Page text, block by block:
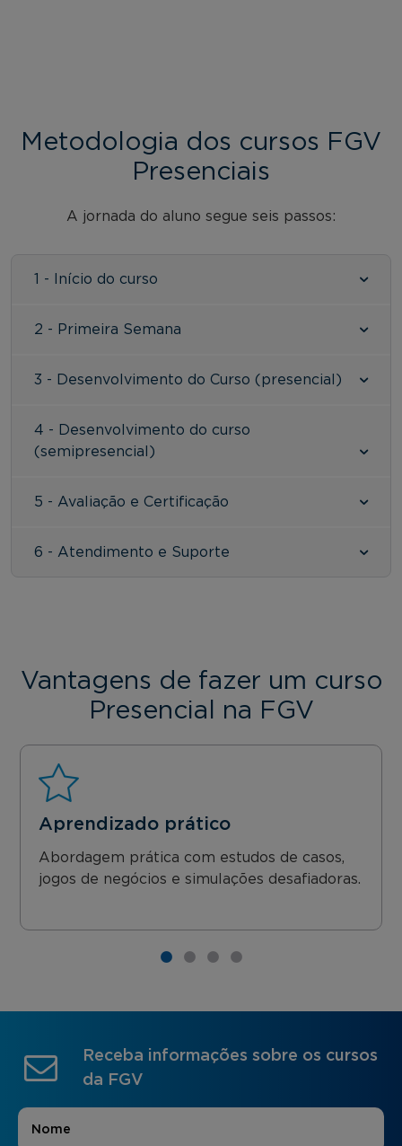
Metodologia dos cursos FGV
Presenciais
A jornada do aluno segue seis passos:
1 - Início do curso
2 - Primeira Semana
3 - Desenvolvimento do Curso (presencial)
4 - Desenvolvimento do curso
(semipresencial)
5 - Avaliação e Certificação
6 - Atendimento e Suporte
Vantagens de fazer um curso
Presencial na FGV
Aprendizado prático
Abordagem prática com estudos de casos,
jogos de negócios e simulações desafiadoras.
Receba informações sobre os cursos
da FGV
Nome